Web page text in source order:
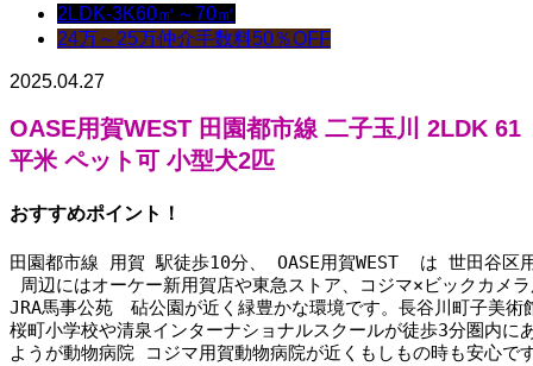
2LDK-3K60㎡～70㎡
24万～25万仲介手数料50％OFF
2025.04.27
OASE用賀WEST 田園都市線 二子玉川 2LDK 61
平米 ペット可 小型犬2匹
おすすめポイント！
田園都市線 用賀 駅徒歩10分、 OASE用賀WEST  は 世田谷区
周辺にはオーケー新用賀店や東急ストア、コジマ×ビックカメ
JRA馬事公苑　砧公園が近く緑豊かな環境です。長谷川町子美
桜町小学校や清泉インターナショナルスクールが徒歩3分圏内
ようが動物病院 コジマ用賀動物病院が近くもしもの時も安心で